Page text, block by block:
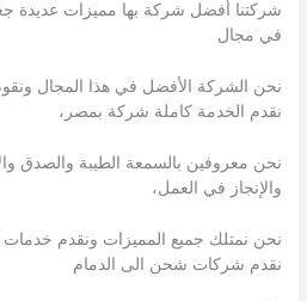
شركتنا أفضل شركة بها مميزات عديدة
في مجال
نحن الشركة الأفضل في هذا المجال
نقدم الخدمة كاملة شركة بمصر،
نحن معروفين بالسمعة الطيبة والصدق
والإنجاز في العمل،
نحن نمتلك جميع المميزات ونقدم
نقدم شركات شحن الى الدمام